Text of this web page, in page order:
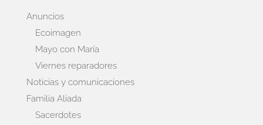
Anuncios
Ecoimagen
Mayo con María
Viernes reparadores
Noticias y comunicaciones
Familia Aliada
Sacerdotes